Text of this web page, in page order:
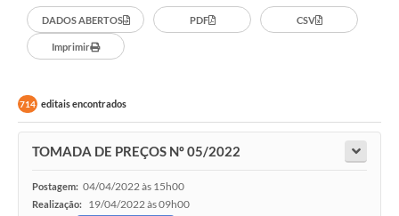
Contratos
Carta de Serviços
DADOS ABERTOS PDF CSV
Imprimir
714 editais encontrados
TOMADA DE PREÇOS Nº 05/2022
Postagem: 04/04/2022 às 15h00
Realização: 19/04/2022 às 09h00